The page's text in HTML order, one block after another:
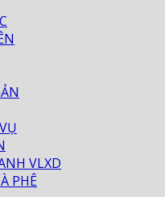
VLXD
PHÊ